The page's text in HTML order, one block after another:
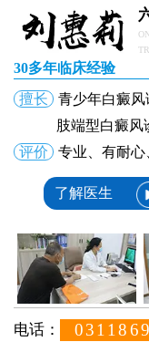
30多年临床经验
擅长
青少年白癜风
肢端型白癜风
评价
专业、有耐心
了解医生
电话：